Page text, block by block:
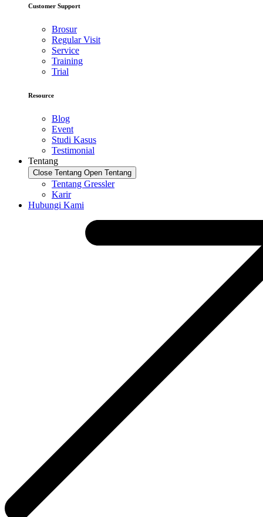
Customer Support
Brosur
Regular Visit
Service
Training
Trial
Resource
Blog
Event
Studi Kasus
Testimonial
Tentang
Close Tentang Open Tentang
Tentang Gressler
Karir
Hubungi Kami